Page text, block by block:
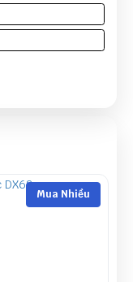
Mua Nhiều